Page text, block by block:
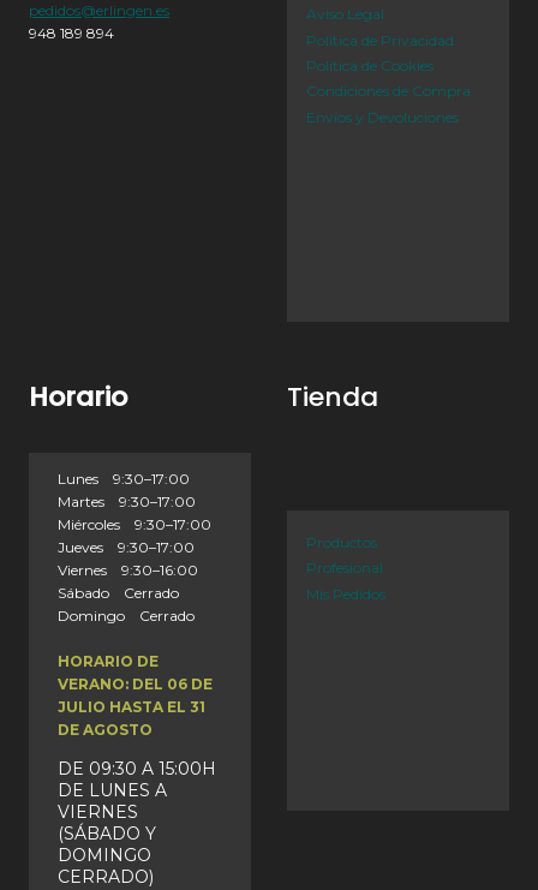
pedidos@erlingen.es
948 189 894
Aviso Legal
Política de Privacidad
Política de Cookies
Condiciones de Compra
Envíos y Devoluciones
Horario
Lunes 9:30–17:00
Martes 9:30–17:00
Miércoles 9:30–17:00
Jueves 9:30–17:00
Viernes 9:30–16:00
Sábado Cerrado
Domingo Cerrado
HORARIO DE
VERANO: DEL 06 DE
JULIO HASTA EL 31
DE AGOSTO
DE 09:30 A 15:00H
DE LUNES A
VIERNES
(SÁBADO Y
DOMINGO
CERRADO)
Tienda
Productos
Profesional
Mis Pedidos